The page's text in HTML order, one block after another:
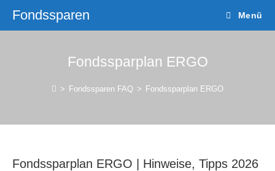
Fondssparen Menü
Fondssparplan ERGO
> Fondssparen FAQ > Fondssparplan ERGO
Fondssparplan ERGO | Hinweise, Tipps 2026